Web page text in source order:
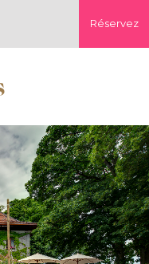
Réservez